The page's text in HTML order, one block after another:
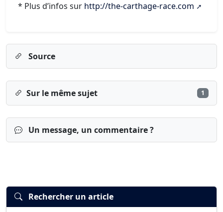
* Plus d’infos sur http://the-carthage-race.com
Source
Sur le même sujet 1
Un message, un commentaire ?
Rechercher un article